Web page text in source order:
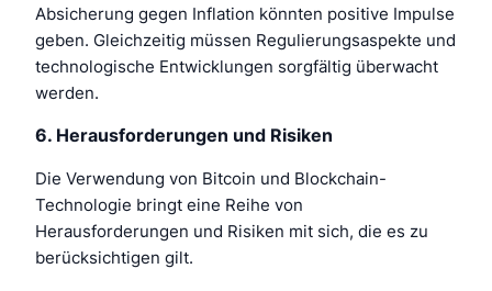
Absicherung gegen Inflation könnten positive Impulse
geben. Gleichzeitig müssen Regulierungsaspekte und
technologische Entwicklungen sorgfältig überwacht
werden.
6. Herausforderungen und Risiken
Die Verwendung von Bitcoin und Blockchain-
Technologie bringt eine Reihe von
Herausforderungen und Risiken mit sich, die es zu
berücksichtigen gilt.